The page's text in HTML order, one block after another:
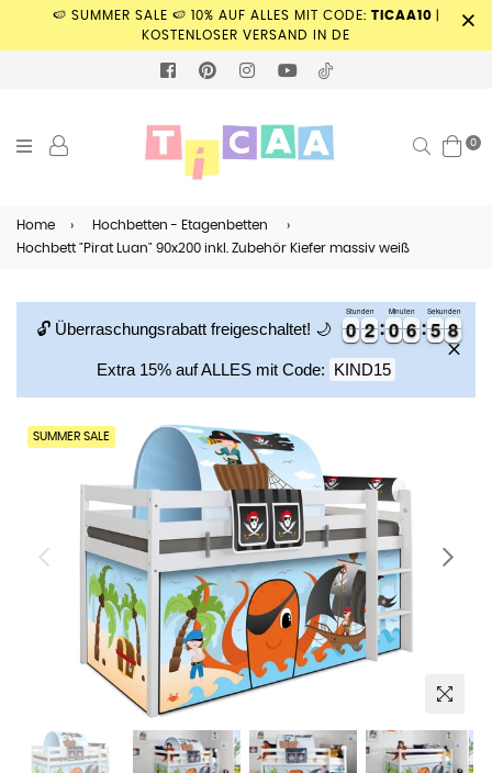
🍉 SUMMER SALE 🍉 10% AUF ALLES MIT CODE: TICAA10
KOSTENLOSER VERSAND IN DE
FACEBOOKPINTERESTINSTAGRAM
YOUTUBETIKTOK
Suchen
0
Home › Hochbetten - Etagenbetten
›
Hochbett "Pirat Luan" 90x200 inkl. Zubehör Kiefer massiv weiß
🔓 Überraschungsrabatt freigeschaltet! 🌙 0
0
0
0 2
2
2
2
Stunden
0
0
0
0 6
6
6
6
Minuten
5
5
5
5 8
8
9
Sekunden
Extra 15% auf ALLES mit Code: KIND15
SUMMER SALE